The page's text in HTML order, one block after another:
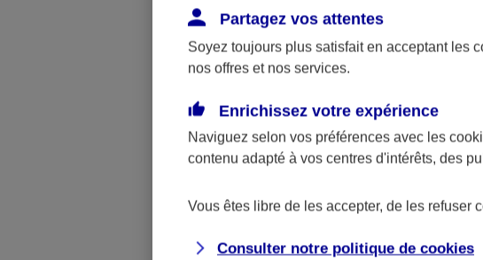
Il concerne tous les
le régime
Il protège les
Pour être précis, des
autonome de Bordeaux,
Partagez vos attentes
Soyez toujours plus satisfait en acceptant les
nos offres et nos services.
Enrichissez votre expérience
Naviguez selon vos préférences avec les
contenu adapté à vos centres d'intérêts, des
Vous êtes libre de les accepter, de les refuser
Consulter notre politique de cookies